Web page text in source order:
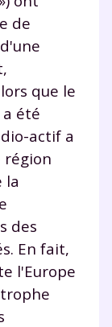
de
que le
été
actif a
la
des
En fait,
l'Europe